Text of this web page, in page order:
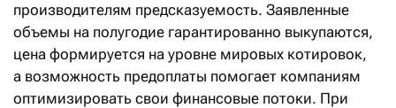
производителям предсказуемость. Заявленные
объемы на полугодие гарантированно выкупаются,
цена формируется на уровне мировых котировок,
а возможность предоплаты помогает компаниям
оптимизировать свои финансовые потоки. При